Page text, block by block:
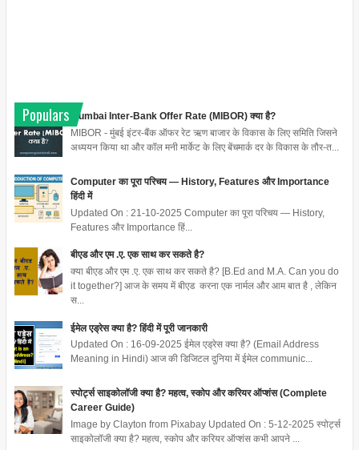
Populars
Mumbai Inter-Bank Offer Rate (MIBOR) क्या है?
MIBOR - मुंबई इंटर-बैंक ऑफर रेट ऋण बाजार के विकास के लिए समिति जिसने
अध्ययन किया था और कॉल मनी मार्केट के लिए बेंचमार्क दर के विकास के तौर-त...
Computer का पूरा परिचय — History, Features और Importance
हिंदी में
Updated On : 21-10-2025 Computer का पूरा परिचय — History,
Features और Importance हिं...
बीएड और एम .ए. एक साथ कर सकते है?
क्या बीएड और एम .ए. एक साथ कर सकते है? [B.Ed and M.A. Can you do
it together?] आज के समय में बीएड करना एक नार्मल और आम बात है , लेकिन
स...
ईमेल एड्रेस क्या है? हिंदी में पूरी जानकारी
Updated On : 16-09-2025 ईमेल एड्रेस क्या है? (Email Address
Meaning in Hindi) आज की डिजिटल दुनिया में ईमेल communic...
स्पोर्ट्स साइकोलॉजी क्या है? महत्व, स्कोप और करियर ऑप्शंस (Complete
Career Guide)
Image by Clayton from Pixabay Updated On : 5-12-2025 स्पोर्ट्स
साइकोलॉजी क्या है? महत्व, स्कोप और करियर ऑप्शंस कभी आपने ...